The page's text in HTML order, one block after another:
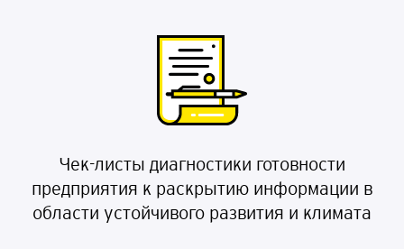
Чек-листы диагностики готовности
предприятия к раскрытию информации в
области устойчивого развития и климата